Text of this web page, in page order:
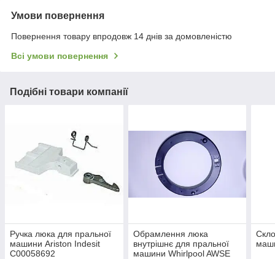
Умови повернення
Повернення товару впродовж 14 днів за домовленістю
Всі умови повернення
Подібні товари компанії
Ручка люка для пральної
машини Ariston Indesit
C00058692
Обрамлення люка
внутрішнє для пральної
машини Whirlpool AWSE